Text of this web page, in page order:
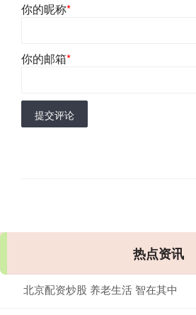
你的昵称*
你的邮箱*
提交评论
热点资讯
北京配资炒股 养老生活 智在其中